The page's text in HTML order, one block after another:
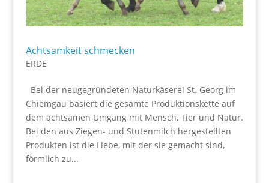
Achtsamkeit schmecken
ERDE
Bei der neugegründeten Naturkäserei St. Georg im
Chiemgau basiert die gesamte Produktionskette auf
dem achtsamen Umgang mit Mensch, Tier und Natur.
Bei den aus Ziegen- und Stutenmilch hergestellten
Produkten ist die Liebe, mit der sie gemacht sind,
förmlich zu...